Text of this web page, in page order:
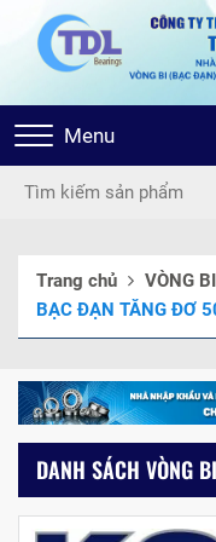
Toggle
navigation
Menu
Trang chủ VÒNG
BẠC ĐẠN TĂNG ĐƠ
DANH SÁCH VÒNG